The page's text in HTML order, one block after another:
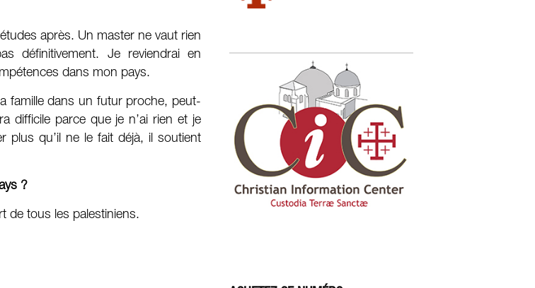
après. Un master ne vaut rien
définitivement. Je reviendrai en
dans mon pays.
famille dans un futur proche, peut-
difficile parce que je n’ai rien et je
plus qu’il ne le fait déjà, il soutient
?
de tous les palestiniens.